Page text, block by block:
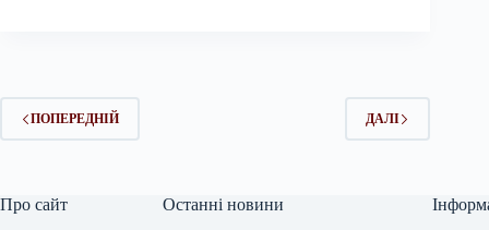
ПОПЕРЕДНІЙ ДАЛІ
Про сайт Останні новини